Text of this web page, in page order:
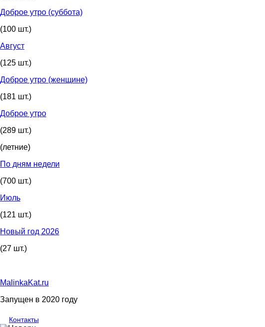
Доброе утро (суббота)
(100 шт.)
Август
(125 шт.)
Доброе утро (женщине)
(181 шт.)
Доброе утро
(289 шт.)
(летние)
По дням недели
(700 шт.)
Июль
(121 шт.)
Новый год 2026
(27 шт.)
MalinkaKat.ru
Запущен в 2020 году
Контакты